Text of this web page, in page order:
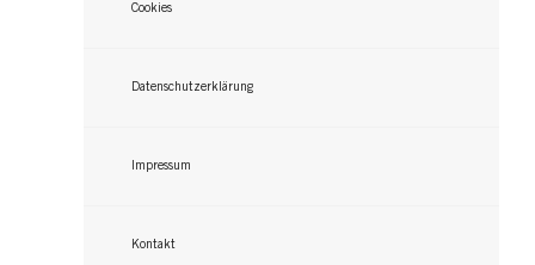
Cookies
Datenschutzerklärung
Impressum
Kontakt